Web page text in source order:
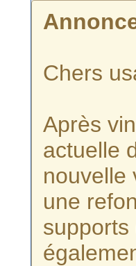
Chers
Après
actuelle
nouvelle
une